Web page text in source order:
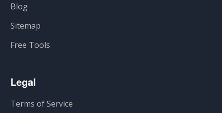
Blog
Sitemap
Free Tools
Legal
Terms of Service